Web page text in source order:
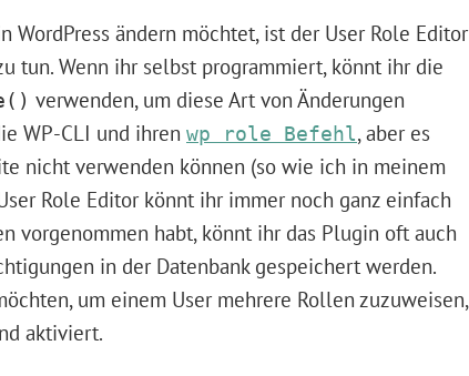
ändern möchtet, ist der User Role Editor
tun. Wenn ihr selbst programmiert, könnt ihr die
verwenden, um diese Art von Änderungen
WP-CLI und ihren wp role Befehl, aber es
nicht verwenden können (so wie ich in meinem
Role Editor könnt ihr immer noch ganz einfach
vorgenommen habt, könnt ihr das Plugin oft auch
in der Datenbank gespeichert werden.
um einem User mehrere Rollen zuzuweisen,
aktiviert.